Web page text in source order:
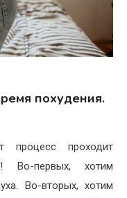
похудения.
проходит
Во-первых, хотим
Во-вторых, хотим